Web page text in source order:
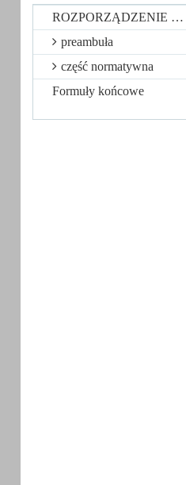
ROZPORZĄDZENIE …
preambuła
część normatywna
Formuły końcowe